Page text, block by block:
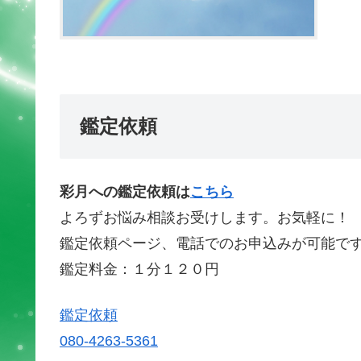
鑑定依頼
彩月への鑑定依頼はこちら
よろずお悩み相談お受けします。お気軽に！
鑑定依頼ページ、電話でのお申込みが可能で
鑑定料金：１分１２０円
鑑定依頼
080-4263-5361